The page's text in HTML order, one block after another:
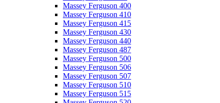
Massey Ferguson 400
Massey Ferguson 410
Massey Ferguson 415
Massey Ferguson 430
Massey Ferguson 440
Massey Ferguson 487
Massey Ferguson 500
Massey Ferguson 506
Massey Ferguson 507
Massey Ferguson 510
Massey Ferguson 515